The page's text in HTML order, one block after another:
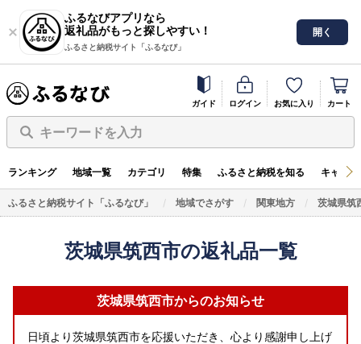
ふるなびアプリなら
返礼品がもっと探しやすい！
ふるさと納税サイト「ふるなび」
開く
ガイド ログイン お気に入り カート
キーワードを入力
ランキング 地域一覧 カテゴリ 特集 ふるさと納税を知る キャン
ふるさと納税サイト「ふるなび」 地域でさがす 関東地方 茨城県筑
茨城県筑西市の返礼品一覧
茨城県筑西市からのお知らせ
日頃より茨城県筑西市を応援いただき、心より感謝申し上げ